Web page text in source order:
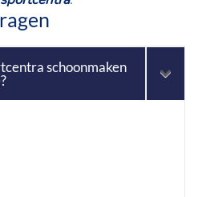
schoonmaken